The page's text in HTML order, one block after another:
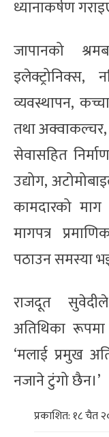
ध्यानाकर्षण
जापानको
इलेक्ट्रोनिक्स,
व्यवस्थापन,
तथा अक्वाकल्चर,
सेवासहित
उद्योग,
कामदारको
मागपत्र
पठाउन समस्या
राजदूत
अतिथिका
‘मलाई प्रमुख
नजाने टुंगो छैन।’
प्रकाशित: १८ चैत